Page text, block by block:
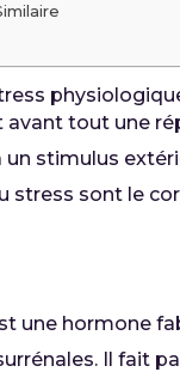
avant tout une
un stimulus
stress sont le
une hormone
Il fait